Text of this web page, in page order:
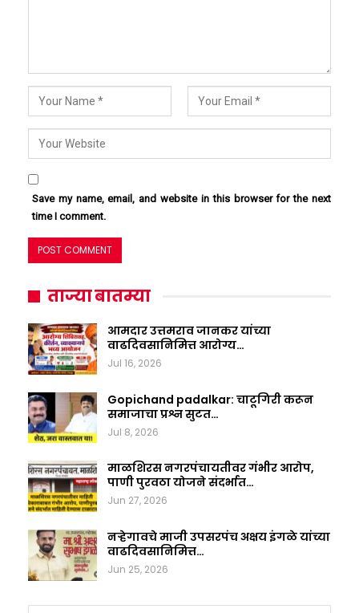
Save my name, email, and website in this browser for the next
time I comment.
ताज्या बातम्या
आमदार उत्तमराव जानकर यांच्या
वाढदिवसानिमित्त आरोग्य…
Jul 16, 2026
Gopichand padalkar: चाटूगिरी करून
समाजाचा प्रश्न सुटत…
Jul 8, 2026
माळशिरस नगरपंचायतीवर गंभीर आरोप,
पाणी पुरवठा योजने संदर्भात…
Jun 27, 2026
नऱ्हेगावचे माजी उपसरपंच अक्षय इंगळे यांच्या
वाढदिवसानिमित्त…
Jun 25, 2026